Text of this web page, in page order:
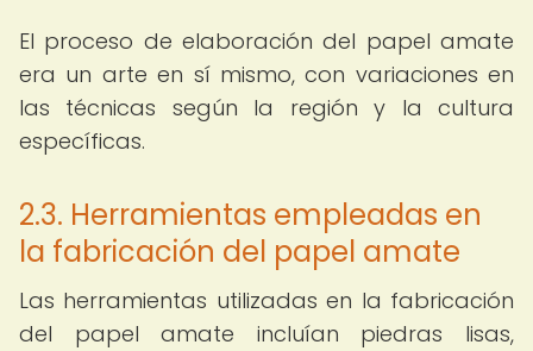
El proceso de elaboración del papel amate
era un arte en sí mismo, con variaciones en
las técnicas según la región y la cultura
específicas.
2.3. Herramientas empleadas en
la fabricación del papel amate
Las herramientas utilizadas en la fabricación
del papel amate incluían piedras lisas,